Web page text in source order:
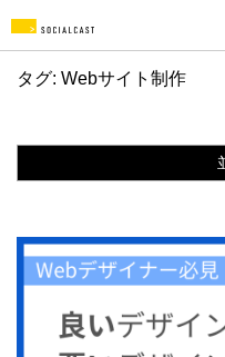
タグ: Webサイト制作